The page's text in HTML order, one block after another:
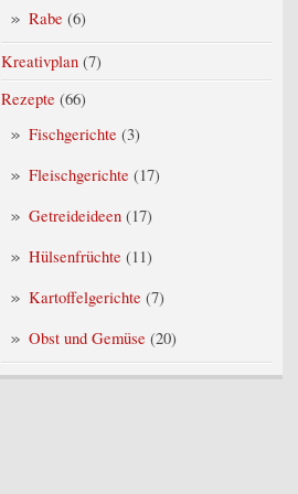
Rabe (6)
Kreativplan (7)
Rezepte (66)
Fischgerichte (3)
Fleischgerichte (17)
Getreideideen (17)
Hülsenfrüchte (11)
Kartoffelgerichte (7)
Obst und Gemüse (20)